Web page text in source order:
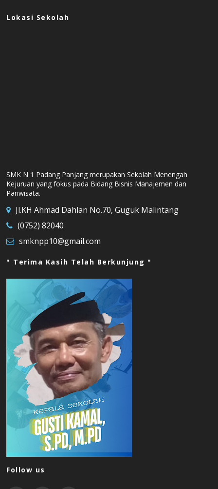
Lokasi Sekolah
SMK N 1 Padang Panjang merupakan Sekolah Menengah
Kejuruan yang fokus pada Bidang Bisnis Manajemen dan
Pariwisata.
Jl.KH Ahmad Dahlan No.70, Guguk Malintang
(0752) 82040
smknpp10@gmail.com
" Terima Kasih Telah Berkunjung "
Follow us